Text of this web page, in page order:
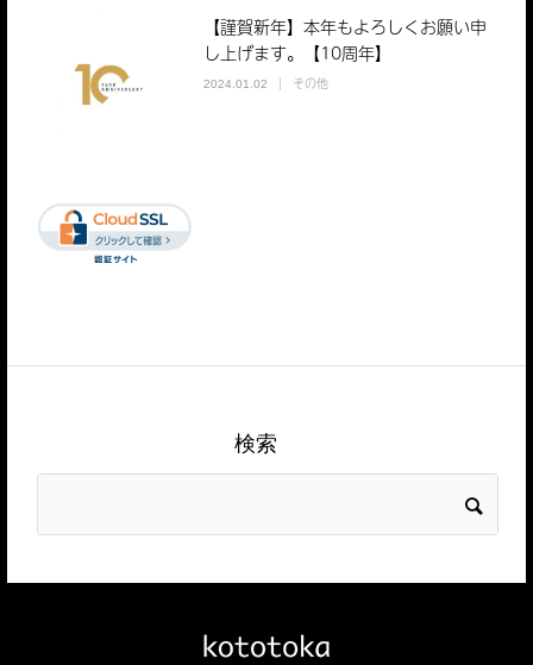
【謹賀新年】本年もよろしくお願い申
し上げます。【10周年】
2024.01.02 その他
検索